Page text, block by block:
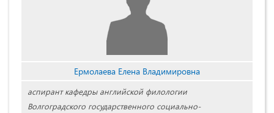
Ермолаева Елена Владимировна
аспирант кафедры английской филологии
Волгоградского государственного социально-